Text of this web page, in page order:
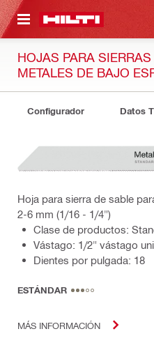
PRINCIPAL
HOJAS PARA
METALES DE BAJO
Configurador Datos
Hoja para sierra de sable
2-6 mm (1/16 - 1/4")
Clase de productos:
Vástago: 1/2" vástago
Dientes por pulgada: 18
ESTÁNDAR
MÁS INFORMACIÓN